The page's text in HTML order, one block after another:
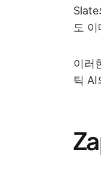
도
이러
틱 AI